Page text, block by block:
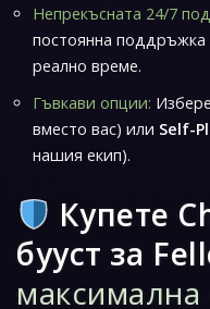
Непрекъсната 24/7
постоянна поддръжка
реално време.
Гъвкави опции:
вместо вас) или Self-
нашия екип).
Купете
бууст за
максимална